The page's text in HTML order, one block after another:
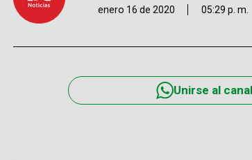
enero 16 de 2020 05:29 p. m.
Unirse al